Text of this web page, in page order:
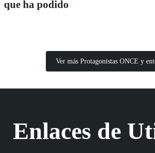
que ha podido
Ver más Protagonistas ONCE y
Enlaces de